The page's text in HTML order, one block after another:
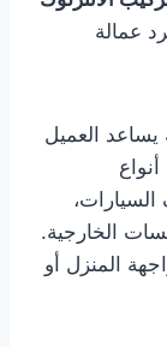
عمالة
العميل
الخارجية.
المنزل أو